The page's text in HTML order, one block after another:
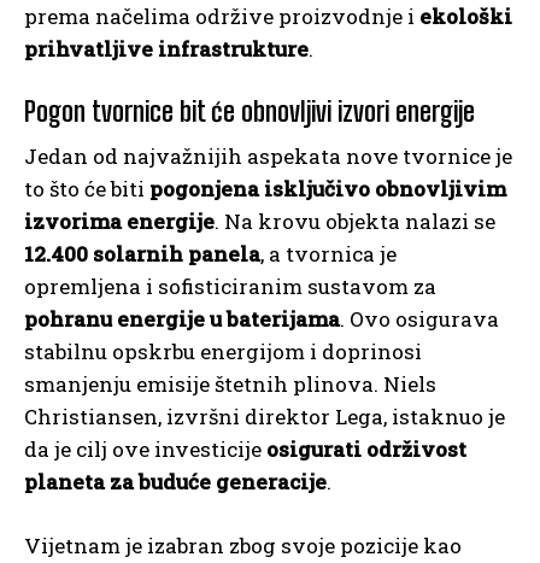
prema načelima održive proizvodnje i ekološki
prihvatljive infrastrukture.
Pogon tvornice bit će obnovljivi izvori energije
Jedan od najvažnijih aspekata nove tvornice je
to što će biti pogonjena isključivo obnovljivim
izvorima energije. Na krovu objekta nalazi se
12.400 solarnih panela, a tvornica je
opremljena i sofisticiranim sustavom za
pohranu energije u baterijama. Ovo osigurava
stabilnu opskrbu energijom i doprinosi
smanjenju emisije štetnih plinova. Niels
Christiansen, izvršni direktor Lega, istaknuo je
da je cilj ove investicije osigurati održivost
planeta za buduće generacije.
Vijetnam je izabran zbog svoje pozicije kao